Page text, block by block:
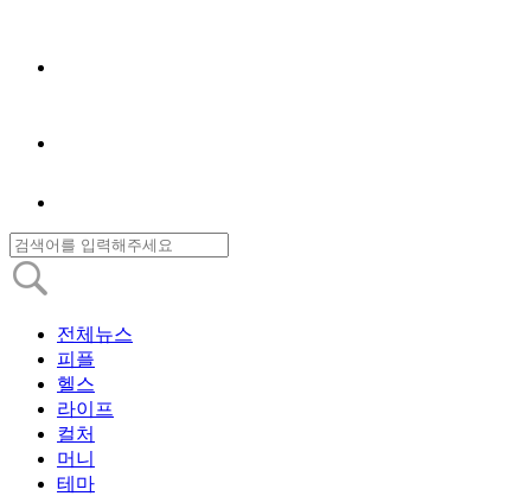
전체뉴스
피플
헬스
라이프
컬처
머니
테마